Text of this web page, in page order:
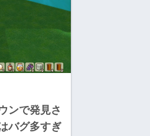
ンで発見さ
バグ多すぎ